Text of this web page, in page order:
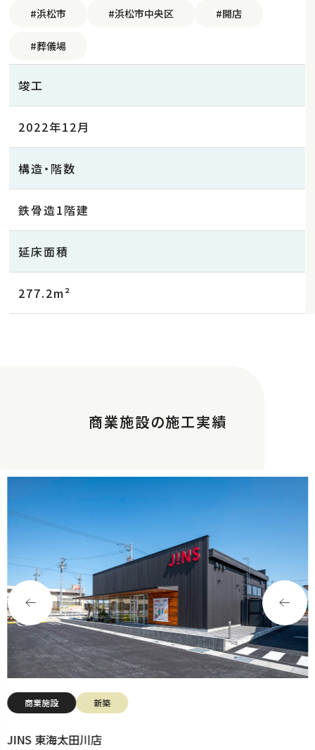
竣工
2022年12月
構造・階数
鉄骨造1階建
延床面積
277.2m²
#浜松市 #浜松市中央区 #開店
#葬儀場
商業施設の施工実績
商業施設 新築
JINS 東海太田川店